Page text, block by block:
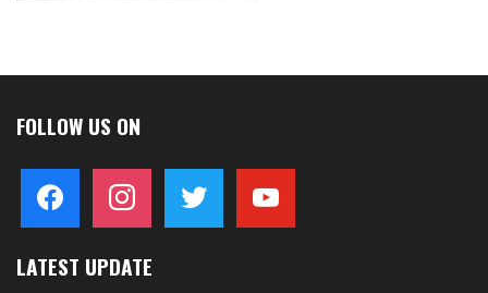
FOLLOW US ON
facebook instagram twitter youtube
LATEST UPDATE